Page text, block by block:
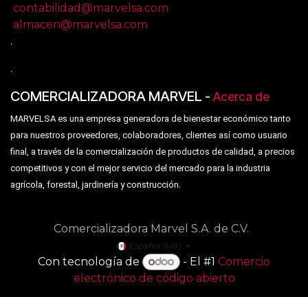
contabilidad@marvelsa.com
almacen@marvelsa.com
.
.
COMERCIALIZADORA MARVEL - Acerca de
MARVELSA es una empresa generadora de bienestar económico tanto
para nuestros proveedores, colaboradores, clientes así como usuario
final, a través de la comercialización de productos de calidad, a precios
competitivos y con el mejor servicio del mercado para la industria
agrícola, forestal, jardinería y construcción.
Comercializadora Marvel S.A. de C.V.
Español (MX)
Con tecnología de - El #1 Comercio
electrónico de código abierto